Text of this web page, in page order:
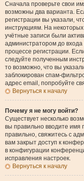
Сначала проверьте свои
возможны два варианта.
регистрации вы указали,
инструкциям. На
учётные записи были
администратором до
процессе регистрации.
следуйте полученным
то возможно, что вы
заблокирован спам-
адрес email, попробуйте
Вернуться к началу
Почему я не могу войти?
Существует несколько
вы правильно вводите имя
правильно, свяжитесь с
вам закрыт доступ к
в конфигурации
исправления настроек.
Вернуться к началу